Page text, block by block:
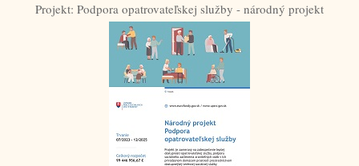
Projekt: Podpora opatrovateľskej služby - národný projekt